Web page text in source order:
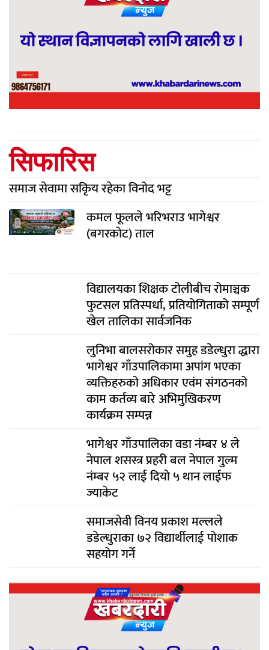
सिफारिस
समाज सेवामा सकिृय रहेका विनोद भट्ट
कमल फूलले भरिभराउ भागेश्वर
(बगरकोट) ताल
विद्यालयका शिक्षक टोलीबीच रोमाञ्चक
फुटसल प्रतिस्पर्धा, प्रतियोगिताको सम्पूर्ण
खेल तालिका सार्वजनिक
लुनिभा बालसरोकार समुह डडेल्धुरा द्धारा
भागेश्वर गाँउपालिकामा अपांग भएका
व्यक्तिहरुको अधिकार एवंम संगठनको
काम कर्तव्य बारे अभिमुखिकरण
कार्यक्रम सम्पन्न
भागेश्वर गाँउपालिका वडा नंम्बर ४ ले
नेपाल शसस्त्र प्रहरी बल नेपाल गुल्म
नंम्बर ५२ लाई दियो ५ थान लाईफ
ज्याकेट
समाजसेवी विनय प्रकाश मल्लले
डडेल्धुराका ७२ विद्यार्थीलाई पोशाक
सहयोग गर्ने